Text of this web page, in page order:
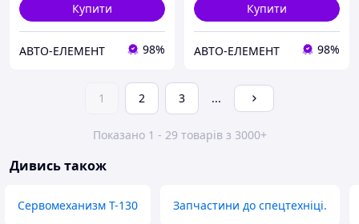
Купити
АВТО-ЕЛЕМЕНТ 98%
Купити
АВТО-ЕЛЕМЕНТ 98%
1 2 3 ...
Показано 1 - 29 товарів з 3000+
Дивись також
Сервомеханизм Т-130 Запчастини до спецтехніці.